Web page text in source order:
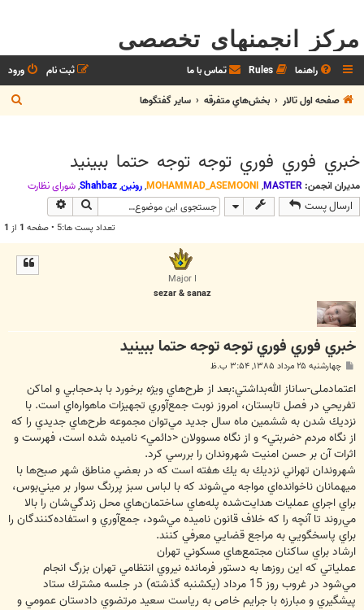
مرکز انجمنهای تخصصی
راهنما Rules تماس با ما ورود
ثبت نام
صفحه اول تالار
بخش‌‌هاي متفرقه ساير گفتگوها
س
خبري فوري فوري توجه توجه حتما ببينيد
مدیران انجمن: MASTER
,
MOHAMMAD_ASEMOONI
,رونین,
Shahbaz
,شوراي نظارت
ارسال پست جستجو
تعداد پست ها:5 • صفحه 1 از 1
Major I
sezar & sanaz
خبري فوري فوري توجه توجه حتما ببينيد
س
ت
چهارشنبه ۲۵ مرداد ۱۳۸۵, ۳:۵۴ ب.ظ
اعتمادملی-ساناز الله‌بداشتي‌:بعد از طرح‌هاي ويژه برخورد با بدحجابي و اماكن
تفريحي در فصل تابستان، امروز نوبت جمع‌آوري تجهيزات ماهواره‌اي است. با
نزديك شدن به ششمين ماه سال جديد مي‌توان مجموعه طرح‌هاي جديدي را كه
از نگاه مردم <ضربتي> و از نگاه مسوولان <دائمي> ناميده شده است، فهرست و
اثرات آن بر حسن امنيت شهروندان را بررسي كرد.
شهروندان تهراني نزديك به يك هفته است كه در بعضي مناطق شهر صبح‌ها با
ميهمانان ناخوانده‌اي مواجه مي‌شوند كه با لباس سبز پررنگ سوار بر ميني‌بوس،
براي اجراي عمليات هدايت‌شده پله‌هاي ساختمان‌هاي محل زندگي‌شان را بالا
مي‌روند تا آنچه را كه خلاف قانون ناميده مي‌شود، جمع‌آوري و استفاده‌كنندگان را
براي پاسخگويي به مراجع قضايي معرفي كنند.
ارشاد براي ساكنان مجتمع‌هاي مسكوني تهران
عملياتي كه اين روزها به دستور فرمانده نيروي انتظامي تهران بزرگ انجام
مي‌شود در غروب روز 15 مرداد (يكشنبه گذشته) در جلسه مشترك ستاد
پيشگيري و مبارزه با جرايم خاص به رياست سعيد مرتضوي دادستان عمومي و